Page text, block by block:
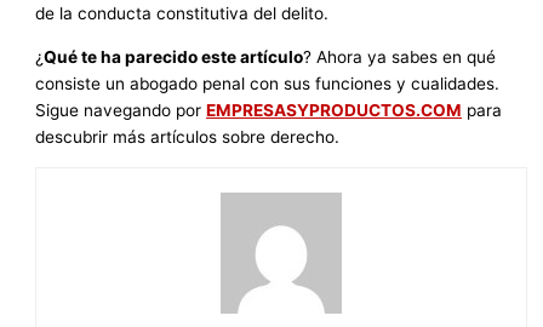
de la conducta constitutiva del delito.
¿Qué te ha parecido este artículo? Ahora ya sabes en qué
consiste un abogado penal con sus funciones y cualidades.
Sigue navegando porEMPRESASYPRODUCTOS.COM para
descubrir más artículos sobre derecho.